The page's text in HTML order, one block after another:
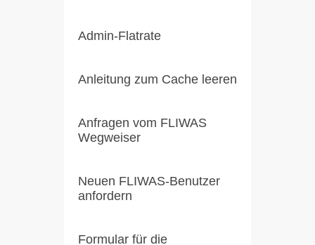
Admin-Flatrate
Anleitung zum Cache leeren
Anfragen vom FLIWAS
Wegweiser
Neuen FLIWAS-Benutzer
anfordern
Formular für die